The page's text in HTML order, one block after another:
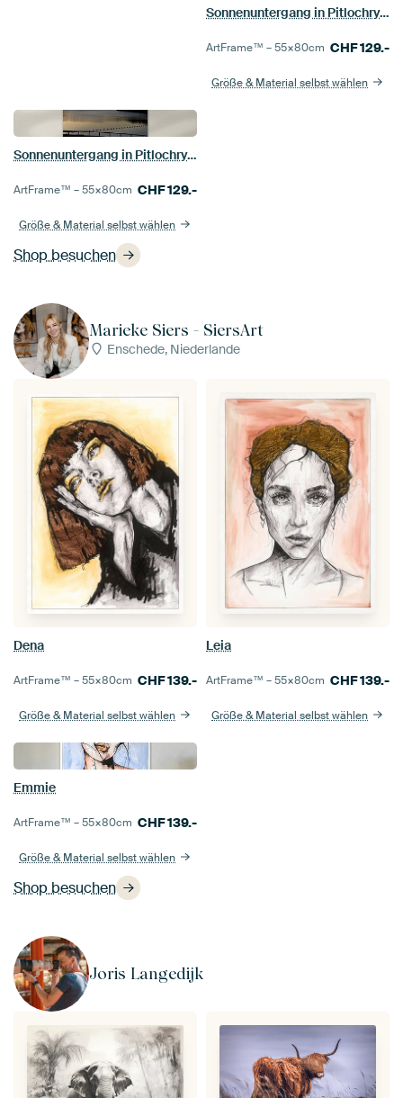
Shop besuchen
Sonnenuntergang in Pitlochry, Schottland (3)
ArtFrame™ –55×80cm CHF129.-
Größe & Material selbst wählen
Sonnenuntergang in Pitlochry, Schottland (2)
ArtFrame™ –55×80cm CHF129.-
Größe & Material selbst wählen
Marieke Siers - SiersArt
Enschede, Niederlande
Shop besuchen
Dena
ArtFrame™ –55×80cm CHF139.-
Größe & Material selbst wählen
Leia
ArtFrame™ –55×80cm CHF139.-
Größe & Material selbst wählen
Emmie
ArtFrame™ –55×80cm CHF139.-
Größe & Material selbst wählen
Joris Langedijk